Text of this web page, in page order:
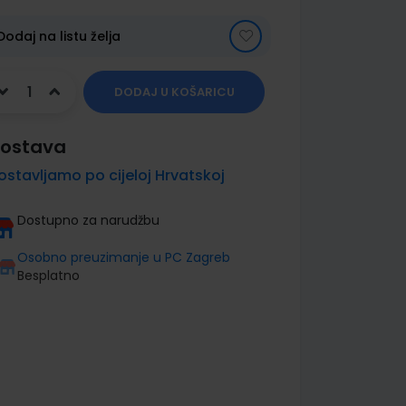
na listu želja
DODAJ U KOŠARICU
po cijeloj Hrvatskoj
Dostupno za narudžbu
Osobno preuzimanje u PC Zagreb
Besplatno